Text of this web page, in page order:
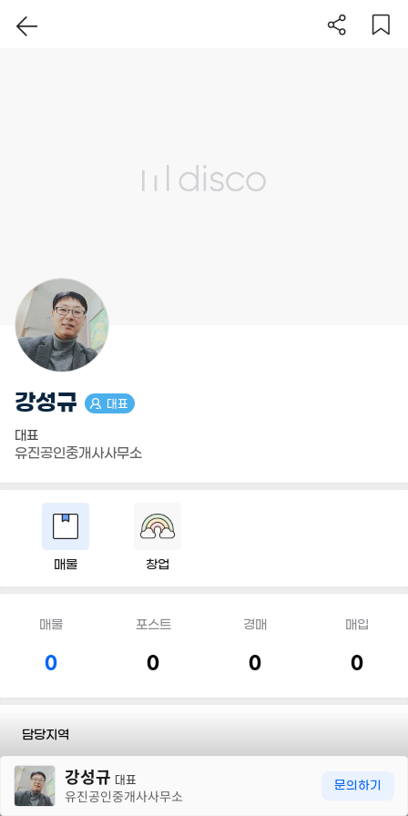
강성규 대표
대표
유진공인중개사사무소
매물 창업
매물
0
포스트
0
경매
0
매입
0
담당지역
전화 강성규 대표
유진공인중개사사무소
문의하기